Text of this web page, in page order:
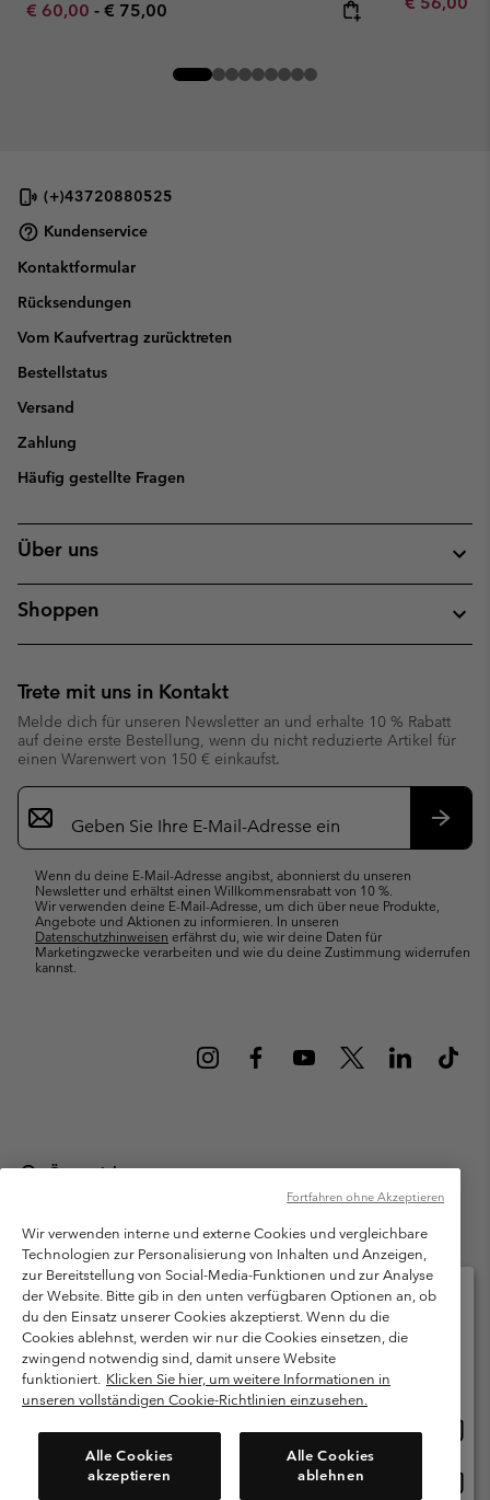
Minimum sale price:
€ 60,00 - Maximum price:
€ 75,00
(+)43720880525
Kundenservice
Kontaktformular
Rücksendungen
Vom Kaufvertrag zurücktreten
Bestellstatus
Versand
Zahlung
Häufig gestellte Fragen
Über uns
Shoppen
Trete mit uns in Kontakt
Melde dich für unseren Newsletter an und erhalte 10 % Rabatt
auf deine erste Bestellung, wenn du nicht reduzierte Artikel für
einen Warenwert von 150 € einkaufst.
Newsletter-
Anmeldung
Wenn du deine E-Mail-Adresse angibst, abonnierst du unseren
Newsletter und erhältst einen Willkommensrabatt von 10 %.
Wir verwenden deine E-Mail-Adresse, um dich über neue Produkte,
Angebote und Aktionen zu informieren. In unseren
Datenschutzhinweisen erfährst du, wie wir deine Daten für
Marketingzwecke verarbeiten und wie du deine Zustimmung widerrufen
kannst.
Österreich
Columbia Sportswear Austria GmbH. Moosfeldstraße 1, 5101
Bergheim, Salzburg Österreich. Alle Rechte vorbehalten.
Nutzungsbedingungen
Allgemeine Verkaufsbedingungen
Garantie
Datenschutzerklärung
Bestimmungen und Bedingungen des Mitglieder Programms
Nutzungsbedingungen Für Nutzergenerierte Inhalte
Cookies
Kundenservice: Mo- Fr. 9:00 - 13:00 & 14:00- 18:00 Uhr
(+)43720880525
Wir verwenden interne und externe Cookies und vergleichbare
Technologien zur Personalisierung von Inhalten und Anzeigen,
zur Bereitstellung von Social-Media-Funktionen und zur Analyse
der Website. Bitte gib in den unten verfügbaren Optionen an, ob
du den Einsatz unserer Cookies akzeptierst. Wenn du die
Cookies ablehnst, werden wir nur die Cookies einsetzen, die
zwingend notwendig sind, damit unsere Website
funktioniert. Klicken Sie hier, um weitere Informationen in
unseren vollständigen Cookie-Richtlinien einzusehen.
Alle Cookies
akzeptieren
Alle Cookies
ablehnen
Fortfahren ohne Akzeptieren
Bitte wählen Sie Ihr Lieferland und Ihre Sprache
Online-Einkauf verfügbar
Österreich